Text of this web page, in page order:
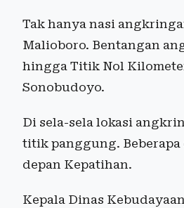
Tak hanya nasi
Malioboro. Bentangan
hingga Titik Nol
Sonobudoyo.
Di sela-sela lokasi
titik panggung. Beberapa
depan Kepatihan.
Kepala Dinas